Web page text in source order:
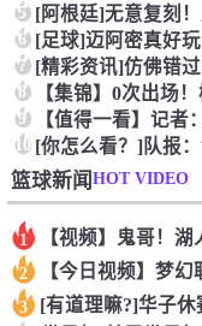
5
6
7
8
9
10
篮球新闻HOT VIDEO
1
2
3